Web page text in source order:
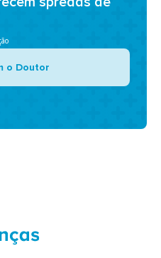
o Doutor